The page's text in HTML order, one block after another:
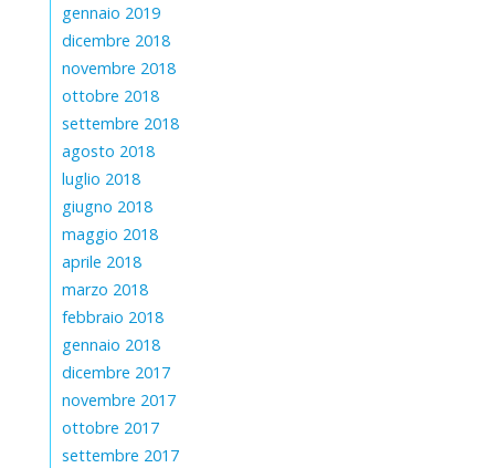
gennaio 2019
dicembre 2018
novembre 2018
ottobre 2018
settembre 2018
agosto 2018
luglio 2018
giugno 2018
maggio 2018
aprile 2018
marzo 2018
febbraio 2018
gennaio 2018
dicembre 2017
novembre 2017
ottobre 2017
settembre 2017